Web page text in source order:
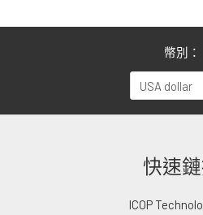
幣別：
快速
ICOP